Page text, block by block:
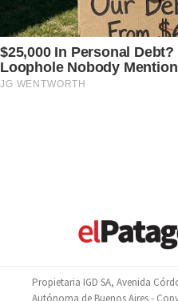
Propietaria IGD SA, Avenida